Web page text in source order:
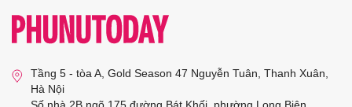
Tầng 5 - tòa A, Gold Season 47 Nguyễn Tuân, Thanh Xuân,
Hà Nội